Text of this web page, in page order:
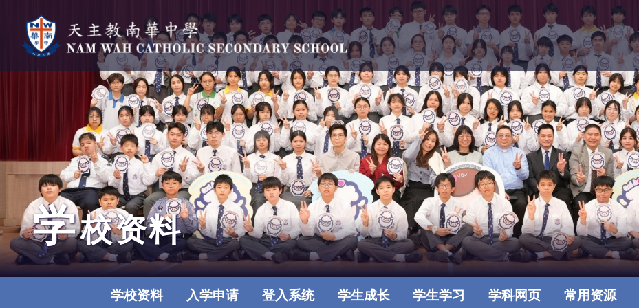
学校资料
学校资料 入学申请 登入系统 学生成长 学生学习 学科网页 常用资源